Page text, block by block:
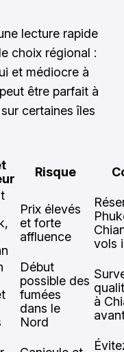
lecture rapide
choix régional :
et médiocre à
être parfait à
certaines îles
Risque
Prix élevés
et forte
affluence
vols
Début
possible des
fumées
dans le
Nord
à